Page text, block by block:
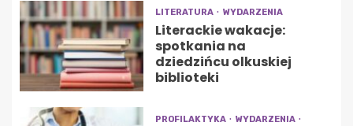
LITERATURA WYDARZENIA
Literackie wakacje:
spotkania na
dziedzińcu olkuskiej
biblioteki
PROFILAKTYKA
WYDARZENIA